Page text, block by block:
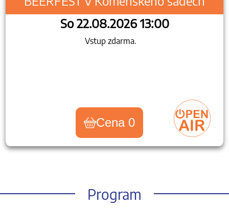
So 22.08.2026 13:00
Vstup zdarma.
Cena 0
Program